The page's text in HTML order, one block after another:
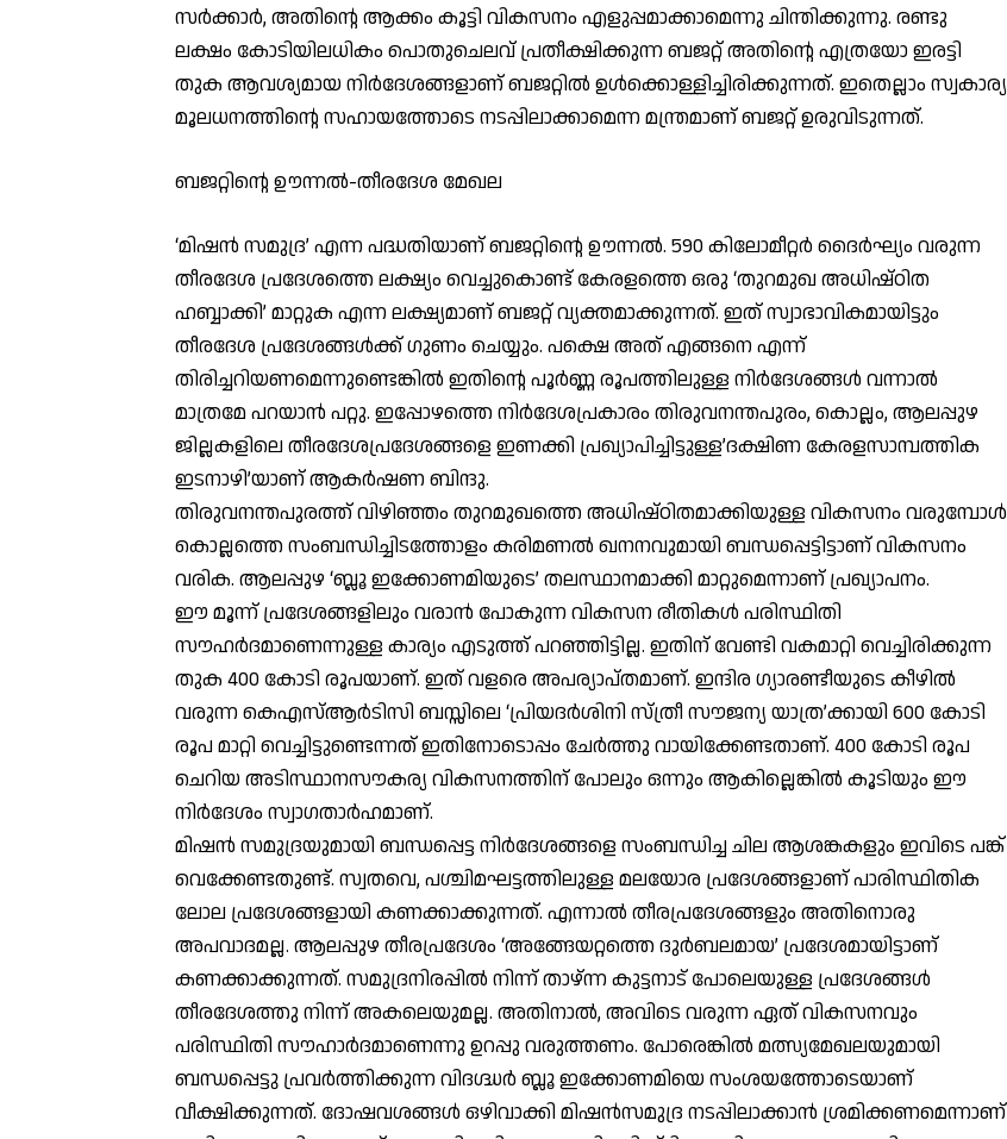
സര്‍ക്കാര്‍, അതിന്റെ ആക്കം കൂട്ടി വികസനം എളുപ്പമാക്കാമെന്നു ചിന്തിക്കുന്നു. രണ്ടു
ലക്ഷം കോടിയിലധികം പൊതുചെലവ് പ്രതീക്ഷിക്കുന്ന ബജറ്റ് അതിന്റെ എത്രയോ ഇരട്ടി
തുക ആവശ്യമായ നിര്‍ദേശങ്ങളാണ് ബജറ്റില്‍ ഉള്‍ക്കൊള്ളിച്ചിരിക്കുന്നത്. ഇതെല്ലാം സ്വകാര്യ
മൂലധനത്തിന്റെ സഹായത്തോടെ നടപ്പിലാക്കാമെന്ന മന്ത്രമാണ് ബജറ്റ് ഉരുവിടുന്നത്.
ബജറ്റിന്റെ ഊന്നല്‍-തീരദേശ മേഖല
‘മിഷന്‍ സമുദ്ര’ എന്ന പദ്ധതിയാണ് ബജറ്റിന്റെ ഊന്നല്‍. 590 കിലോമീറ്റര്‍ ദൈര്‍ഘ്യം വരുന്ന
തീരദേശ പ്രദേശത്തെ ലക്ഷ്യം വെച്ചുകൊണ്ട് കേരളത്തെ ഒരു ‘തുറമുഖ അധിഷ്ഠിത
ഹബ്ബാക്കി’ മാറ്റുക എന്ന ലക്ഷ്യമാണ് ബജറ്റ് വ്യക്തമാക്കുന്നത്. ഇത് സ്വാഭാവികമായിട്ടും
തീരദേശ പ്രദേശങ്ങള്‍ക്ക് ഗുണം ചെയ്യും. പക്ഷെ അത് എങ്ങനെ എന്ന്
തിരിച്ചറിയണമെന്നുണ്ടെങ്കില്‍ ഇതിന്റെ പൂര്‍ണ്ണ രൂപത്തിലുള്ള നിര്‍ദേശങ്ങള്‍ വന്നാല്‍
മാത്രമേ പറയാന്‍ പറ്റു. ഇപ്പോഴത്തെ നിര്‍ദേശപ്രകാരം തിരുവനന്തപുരം, കൊല്ലം, ആലപ്പുഴ
ജില്ലകളിലെ തീരദേശപ്രദേശങ്ങളെ ഇണക്കി പ്രഖ്യാപിച്ചിട്ടുള്ള’ദക്ഷിണ കേരളസാമ്പത്തിക
ഇടനാഴി’യാണ് ആകര്‍ഷണ ബിന്ദു.
തിരുവനന്തപുരത്ത് വിഴിഞ്ഞം തുറമുഖത്തെ അധിഷ്ഠിതമാക്കിയുള്ള വികസനം വരുമ്പോള്‍
കൊല്ലത്തെ സംബന്ധിച്ചിടത്തോളം കരിമണല്‍ ഖനനവുമായി ബന്ധപ്പെട്ടിട്ടാണ് വികസനം
വരിക. ആലപ്പുഴ ‘ബ്ലൂ ഇക്കോണമിയുടെ’ തലസ്ഥാനമാക്കി മാറ്റുമെന്നാണ് പ്രഖ്യാപനം.
ഈ മൂന്ന് പ്രദേശങ്ങളിലും വരാന്‍ പോകുന്ന വികസന രീതികള്‍ പരിസ്ഥിതി
സൗഹര്‍ദമാണെന്നുള്ള കാര്യം എടുത്ത് പറഞ്ഞിട്ടില്ല. ഇതിന് വേണ്ടി വകമാറ്റി വെച്ചിരിക്കുന്ന
തുക 400 കോടി രൂപയാണ്. ഇത് വളരെ അപര്യാപ്തമാണ്. ഇന്ദിര ഗ്യാരണ്ടീയുടെ കീഴില്‍
വരുന്ന കെഎസ്ആര്‍ടിസി ബസ്സിലെ ‘പ്രിയദര്‍ശിനി സ്ത്രീ സൗജന്യ യാത്ര’ക്കായി 600 കോടി
രൂപ മാറ്റി വെച്ചിട്ടുണ്ടെന്നത് ഇതിനോടൊപ്പം ചേര്‍ത്തു വായിക്കേണ്ടതാണ്. 400 കോടി രൂപ
ചെറിയ അടിസ്ഥാനസൗകര്യ വികസനത്തിന് പോലും ഒന്നും ആകില്ലെങ്കില്‍ കൂടിയും ഈ
നിര്‍ദേശം സ്വാഗതാര്‍ഹമാണ്.
മിഷന്‍ സമുദ്രയുമായി ബന്ധപ്പെട്ട നിര്‍ദേശങ്ങളെ സംബന്ധിച്ച ചില ആശങ്കകളും ഇവിടെ പങ്ക്
വെക്കേണ്ടതുണ്ട്. സ്വതവെ, പശ്ചിമഘട്ടത്തിലുള്ള മലയോര പ്രദേശങ്ങളാണ് പാരിസ്ഥിതിക
ലോല പ്രദേശങ്ങളായി കണക്കാക്കുന്നത്. എന്നാല്‍ തീരപ്രദേശങ്ങളും അതിനൊരു
അപവാദമല്ല. ആലപ്പുഴ തീരപ്രദേശം ‘അങ്ങേയറ്റത്തെ ദുര്‍ബലമായ’ പ്രദേശമായിട്ടാണ്
കണക്കാക്കുന്നത്. സമുദ്രനിരപ്പില്‍ നിന്ന് താഴ്ന്ന കുട്ടനാട് പോലെയുള്ള പ്രദേശങ്ങള്‍
തീരദേശത്തു നിന്ന് അകലെയുമല്ല. അതിനാല്‍, അവിടെ വരുന്ന ഏത് വികസനവും
പരിസ്ഥിതി സൗഹാര്‍ദമാണെന്നു ഉറപ്പു വരുത്തണം. പോരെങ്കില്‍ മത്സ്യമേഖലയുമായി
ബന്ധപ്പെട്ടു പ്രവര്‍ത്തിക്കുന്ന വിദഗ്ദ്ധര്‍ ബ്ലൂ ഇക്കോണമിയെ സംശയത്തോടെയാണ്
വീക്ഷിക്കുന്നത്. ദോഷവശങ്ങള്‍ ഒഴിവാക്കി മിഷന്‍സമുദ്ര നടപ്പിലാക്കാന്‍ ശ്രമിക്കണമെന്നാണ്